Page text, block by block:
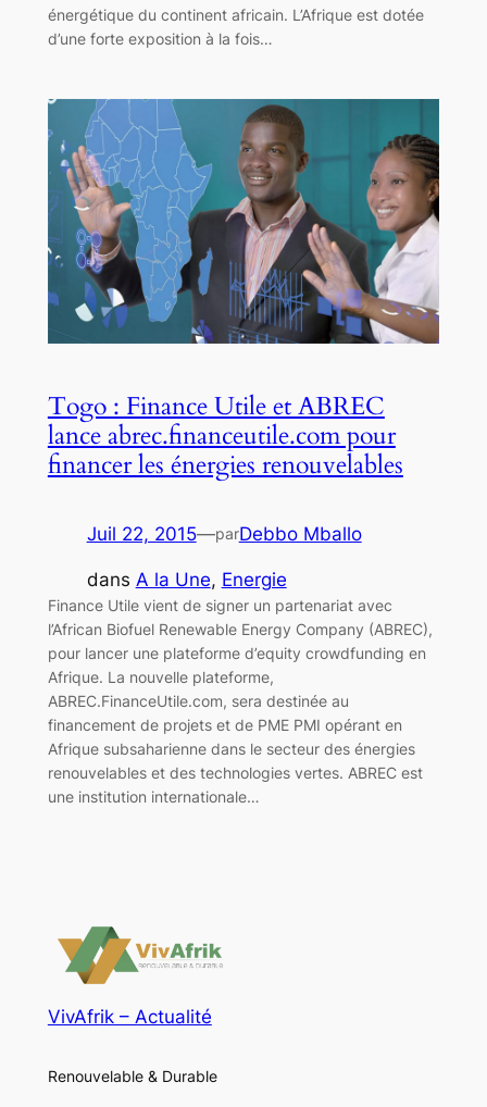
énergétique du continent africain. L’Afrique est dotée
d’une forte exposition à la fois…
Togo : Finance Utile et ABREC
lance abrec.financeutile.com pour
financer les énergies renouvelables
Juil 22, 2015—parDebbo Mballo
dans A la Une, Energie
Finance Utile vient de signer un partenariat avec
l’African Biofuel Renewable Energy Company (ABREC),
pour lancer une plateforme d’equity crowdfunding en
Afrique. La nouvelle plateforme,
ABREC.FinanceUtile.com, sera destinée au
financement de projets et de PME PMI opérant en
Afrique subsaharienne dans le secteur des énergies
renouvelables et des technologies vertes. ABREC est
une institution internationale…
VivAfrik – Actualité
Renouvelable & Durable